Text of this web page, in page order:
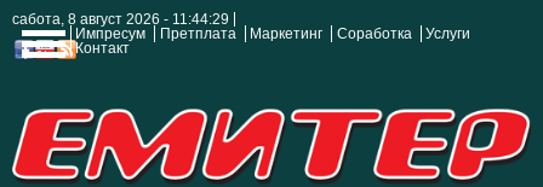
сабота, 8 август 2026 - 11:44:30
Импресум
Претплата Маркетинг Соработка
Услуги
Контакт